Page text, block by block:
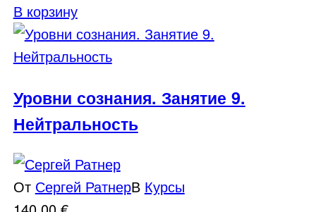
В корзину
Уровни сознания. Занятие 9.
Нейтральность
От Сергей РатнерВ Курсы